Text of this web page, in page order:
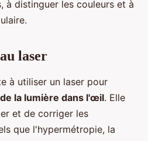
à distinguer les couleurs et à
laser
à utiliser un laser pour
la lumière dans l'œil. Elle
et de corriger les
que l'hypermétropie, la